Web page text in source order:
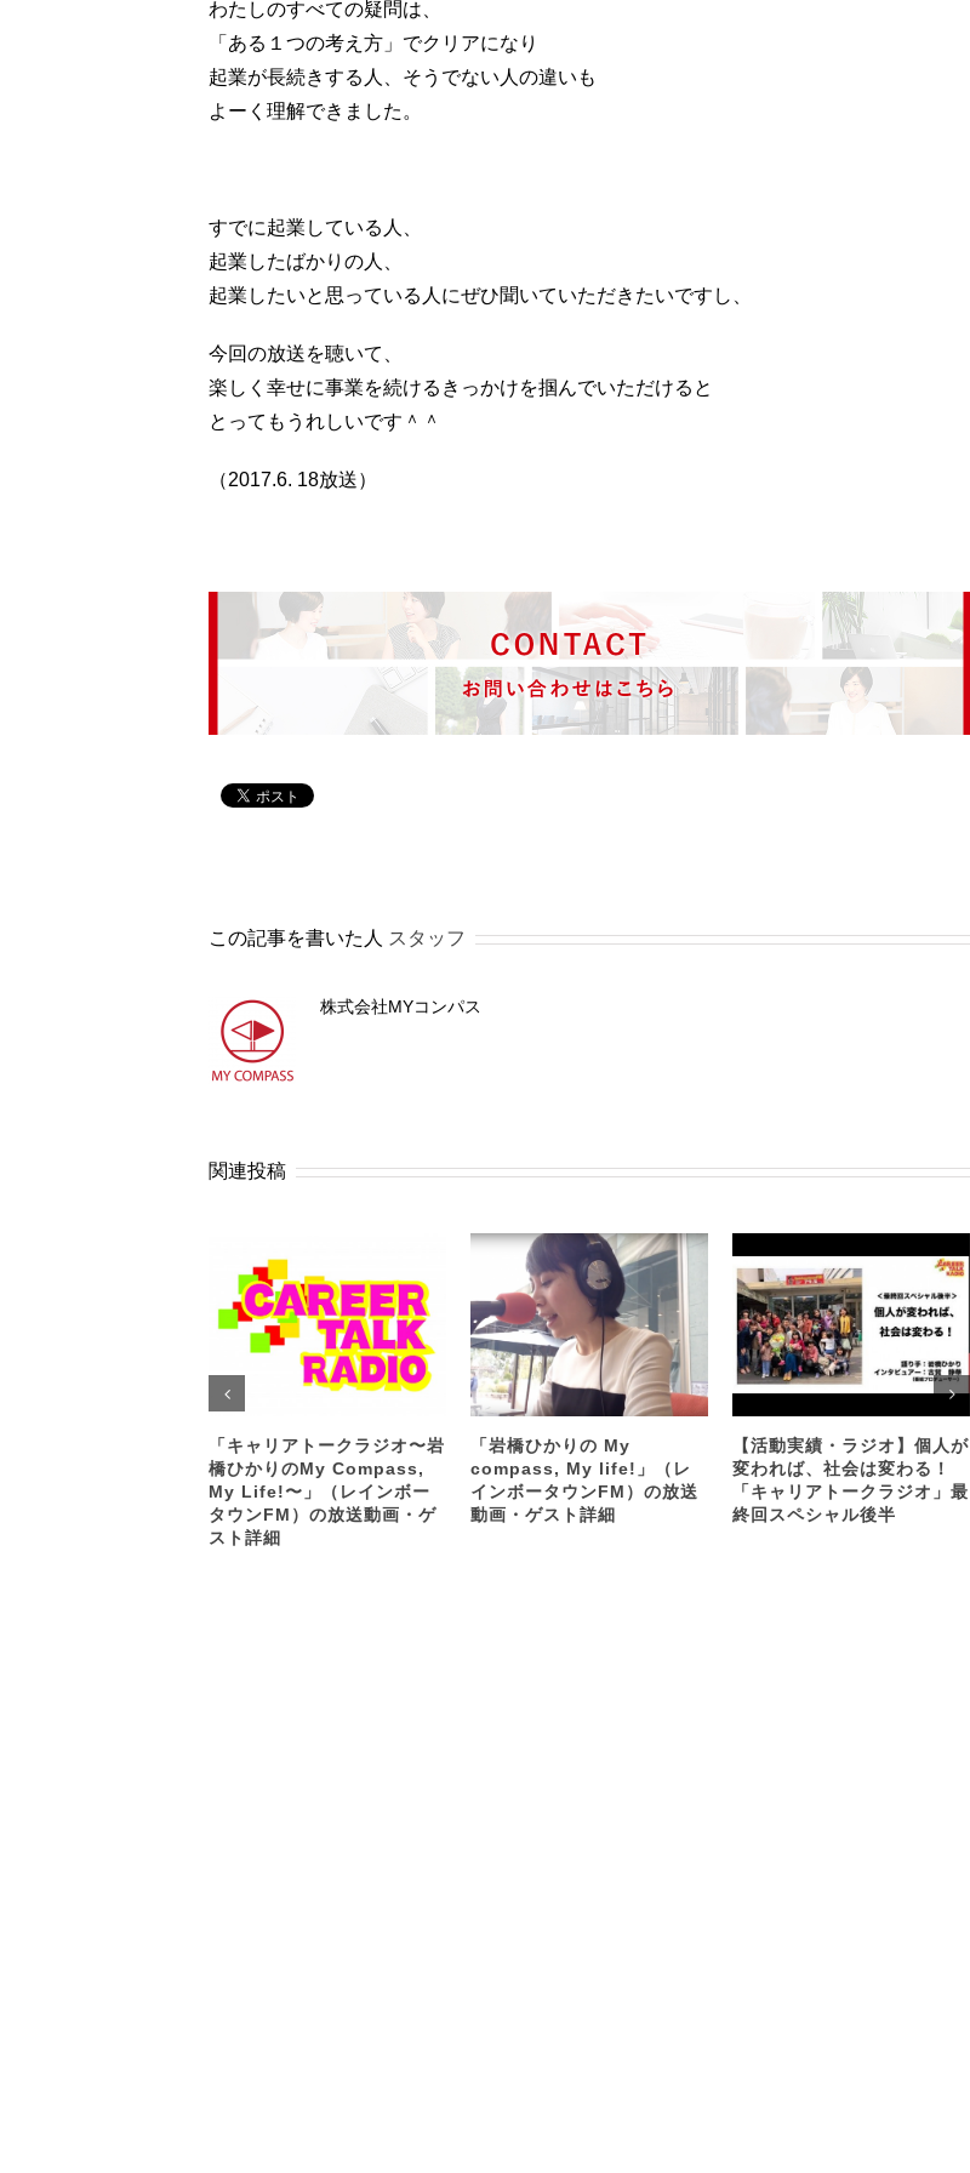
わたしのすべての疑問は、
「ある１つの考え方」でクリアになり
起業が長続きする人、そうでない人の違いも
よーく理解できました。
すでに起業している人、
起業したばかりの人、
起業したいと思っている人にぜひ聞いていただきたいですし、
今回の放送を聴いて、
楽しく幸せに事業を続けるきっかけを掴んでいただけると
とってもうれしいです＾＾
（2017.6. 18放送）
この記事を書いた人 スタッフ
株式会社MYコンパス
関連投稿
「キャリアトークラジオ〜岩
橋ひかりのMy Compass,
My Life!〜」（レインボー
タウンFM）の放送動画・ゲ
スト詳細
「岩橋ひかりの My
compass, My life!」（レ
インボータウンFM）の放送
動画・ゲスト詳細
【活動実績・ラジオ】個人が
変われば、社会は変わる！
「キャリアトークラジオ」最
終回スペシャル後半